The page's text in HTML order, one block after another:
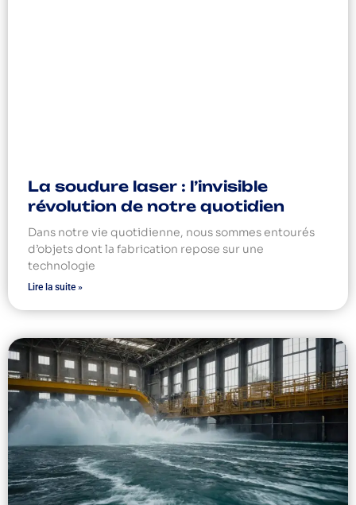
La soudure laser : l’invisible
révolution de notre quotidien
Dans notre vie quotidienne, nous sommes entourés
d’objets dont la fabrication repose sur une
technologie
Lire la suite »